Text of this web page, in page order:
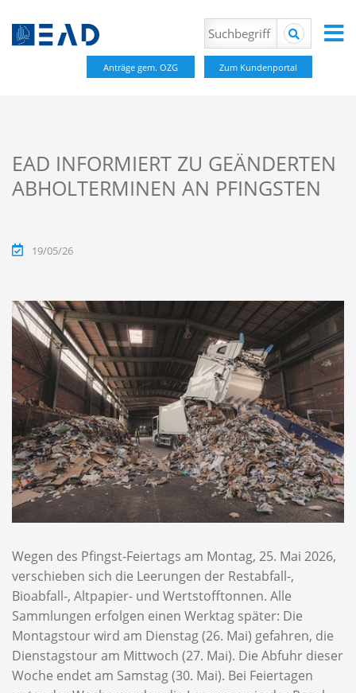
Anträge gem. OZG Zum Kundenportal
EAD INFORMIERT ZU GEÄNDERTEN
ABHOLTERMINEN AN PFINGSTEN
19/05/26
Wegen des Pfingst-Feiertags am Montag, 25. Mai 2026,
verschieben sich die Leerungen der Restabfall-,
Bioabfall-, Altpapier- und Wertstofftonnen. Alle
Sammlungen erfolgen einen Werktag später: Die
Montagstour wird am Dienstag (26. Mai) gefahren, die
Dienstagstour am Mittwoch (27. Mai). Die Abfuhr dieser
Woche endet am Samstag (30. Mai). Bei Feiertagen